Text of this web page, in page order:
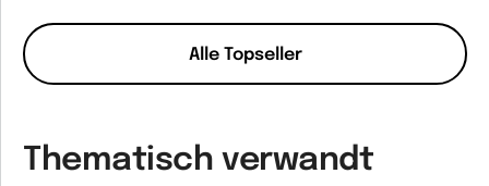
Alle Topseller
Thematisch verwandt